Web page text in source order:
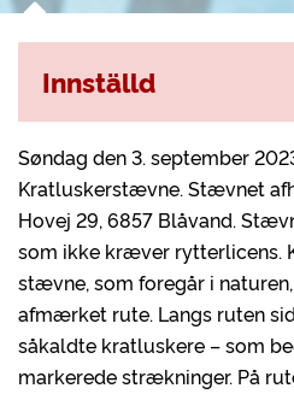
Søndag den 3. september
Kratluskerstævne. Stævnet
Hovej 29, 6857 Blåvand.
som ikke kræver rytterlicens.
stævne, som foregår i
afmærket rute. Langs ruten
såkaldte kratluskere – som
markerede strækninger. På
Innställd